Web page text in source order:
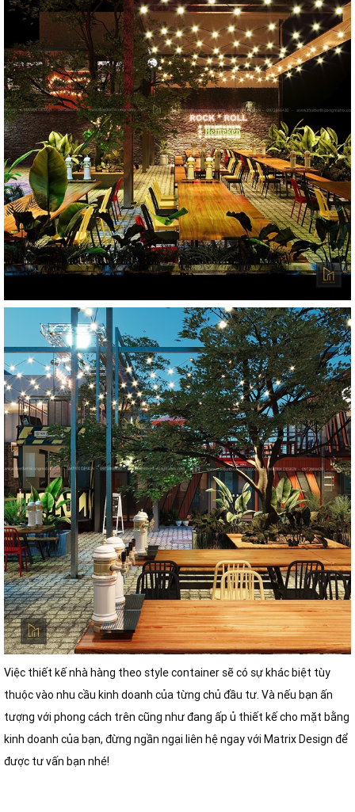
Việc thiết kế nhà hàng theo style container sẽ có sự khác biệt tùy
thuộc vào nhu cầu kinh doanh của từng chủ đầu tư. Và nếu bạn ấn
tượng với phong cách trên cũng như đang ấp ủ thiết kế cho mặt bằng
kinh doanh của bạn, đừng ngần ngại liên hệ ngay với Matrix Design để
được tư vấn bạn nhé!